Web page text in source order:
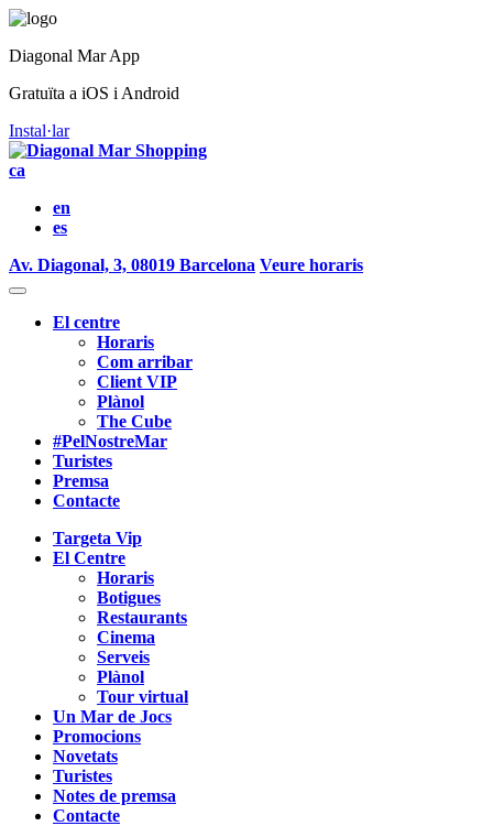
Diagonal Mar App
Gratuïta a iOS i Android
Instal·lar
ca
en
es
Av. Diagonal, 3, 08019 Barcelona Veure horaris
El centre
Horaris
Com arribar
Client VIP
Plànol
The Cube
#PelNostreMar
Turistes
Premsa
Contacte
Targeta Vip
El Centre
Horaris
Botigues
Restaurants
Cinema
Serveis
Plànol
Tour virtual
Un Mar de Jocs
Promocions
Novetats
Turistes
Notes de premsa
Contacte